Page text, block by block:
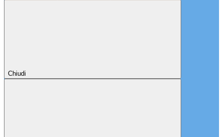
Chiudi